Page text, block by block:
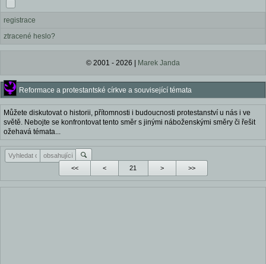
registrace
ztracené heslo?
© 2001 - 2026 | Marek Janda
Reformace a protestantské církve a související témata
Můžete diskutovat o historii, přítomnosti i budoucnosti protestanství u nás i ve
světě. Nebojte se konfrontovat tento směr s jinými náboženskými směry či řešit
ožehavá témata...
<< < > >>